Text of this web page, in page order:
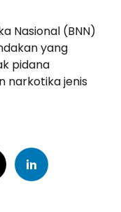
Nasional (BNN)
yang
pidana
narkotika jenis